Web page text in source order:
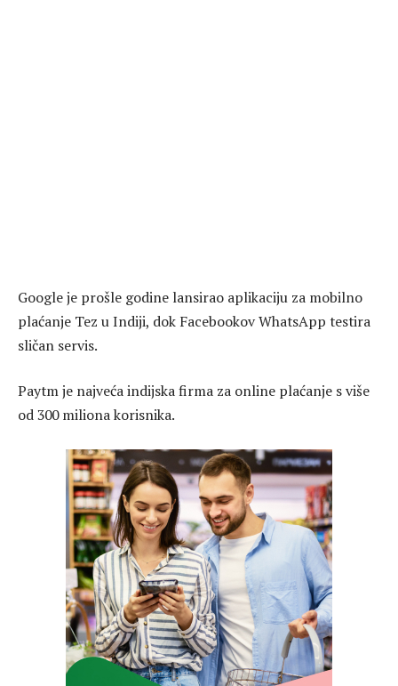
Google je prošle godine lansirao aplikaciju za mobilno
plaćanje Tez u Indiji, dok Facebookov WhatsApp testira
sličan servis.
Paytm je najveća indijska firma za online plaćanje s više
od 300 miliona korisnika.